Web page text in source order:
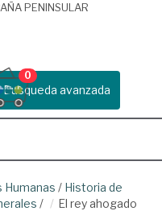
PENINSULAR
Busqueda avanzada
0
Humanas / Historia de
/ El rey ahogado